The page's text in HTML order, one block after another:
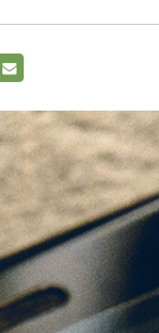
MAIL